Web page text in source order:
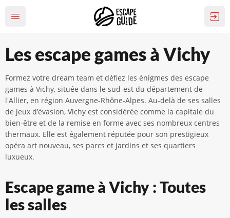
Les escape games à Vichy
Formez votre dream team et défiez les énigmes des escape
games à Vichy, située dans le sud-est du département de
l'Allier, en région Auvergne-Rhône-Alpes. Au-delà de ses salles
de jeux d’évasion, Vichy est considérée comme la capitale du
bien-être et de la remise en forme avec ses nombreux centres
thermaux. Elle est également réputée pour son prestigieux
opéra art nouveau, ses parcs et jardins et ses quartiers
luxueux.
Escape game à Vichy : Toutes
les salles